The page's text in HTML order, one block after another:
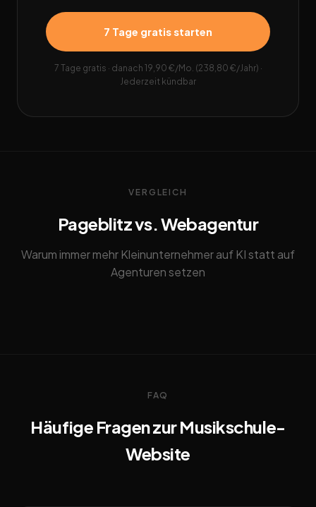
7 Tage gratis starten
7 Tage gratis · danach 19,90 €/Mo. (238,80 €/Jahr) ·
Jederzeit kündbar
VERGLEICH
Pageblitz vs. Webagentur
Warum immer mehr Kleinunternehmer auf KI statt auf
Agenturen setzen
FAQ
Häufige Fragen zur Musikschule-
Website